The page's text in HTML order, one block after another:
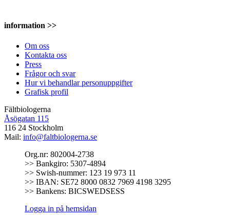
information >>
Om oss
Kontakta oss
Press
Frågor och svar
Hur vi behandlar personuppgifter
Grafisk profil
Fältbiologerna
Åsögatan 115
116 24 Stockholm
Mail: info@faltbiologerna.se
Org.nr: 802004-2738
>> Bankgiro: 5307-4894
>> Swish-nummer: 123 19 973 11
>> IBAN: SE72 8000 0832 7969 4198 3295
>> Bankens: BICSWEDSESS
Logga in på hemsidan